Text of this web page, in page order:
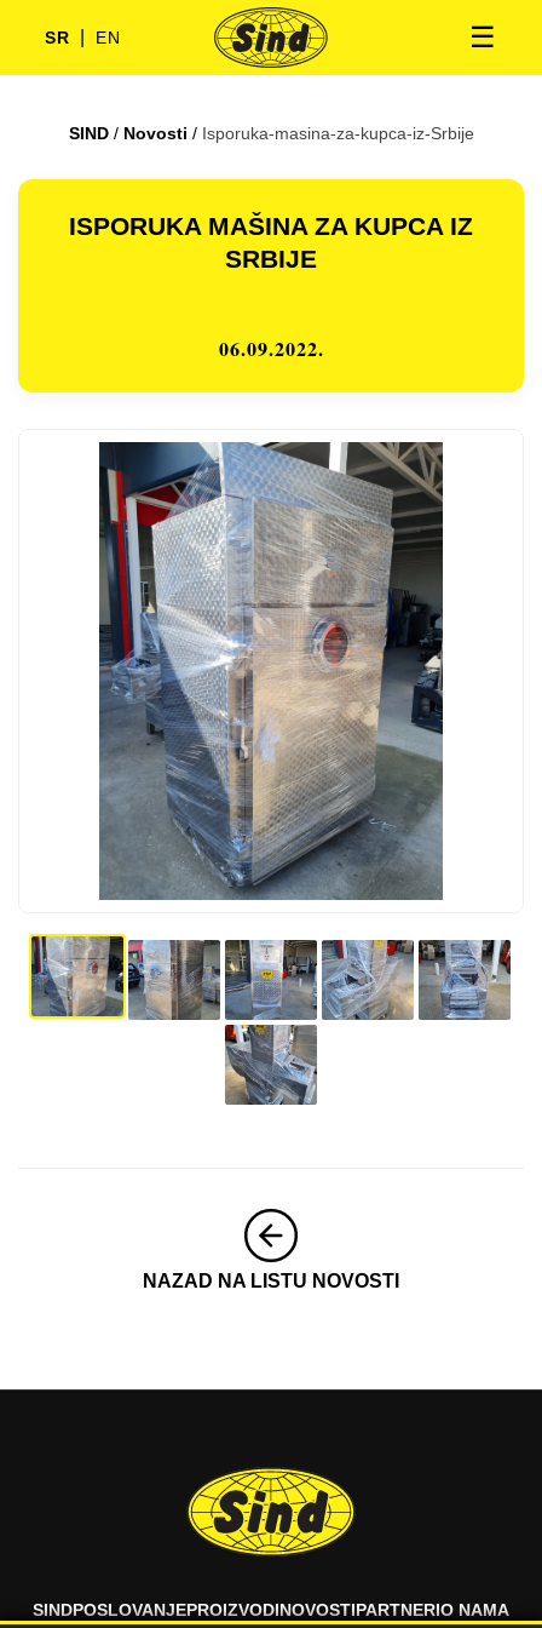
☰
SR EN
SIND/ Novosti / Isporuka-masina-za-kupca-iz-Srbije
ISPORUKA MAŠINA ZA KUPCA IZ
SRBIJE
06.09.2022.
NAZAD NA LISTU NOVOSTI
SINDPOSLOVANJEPROIZVODINOVOSTIPARTNERIO NAMA